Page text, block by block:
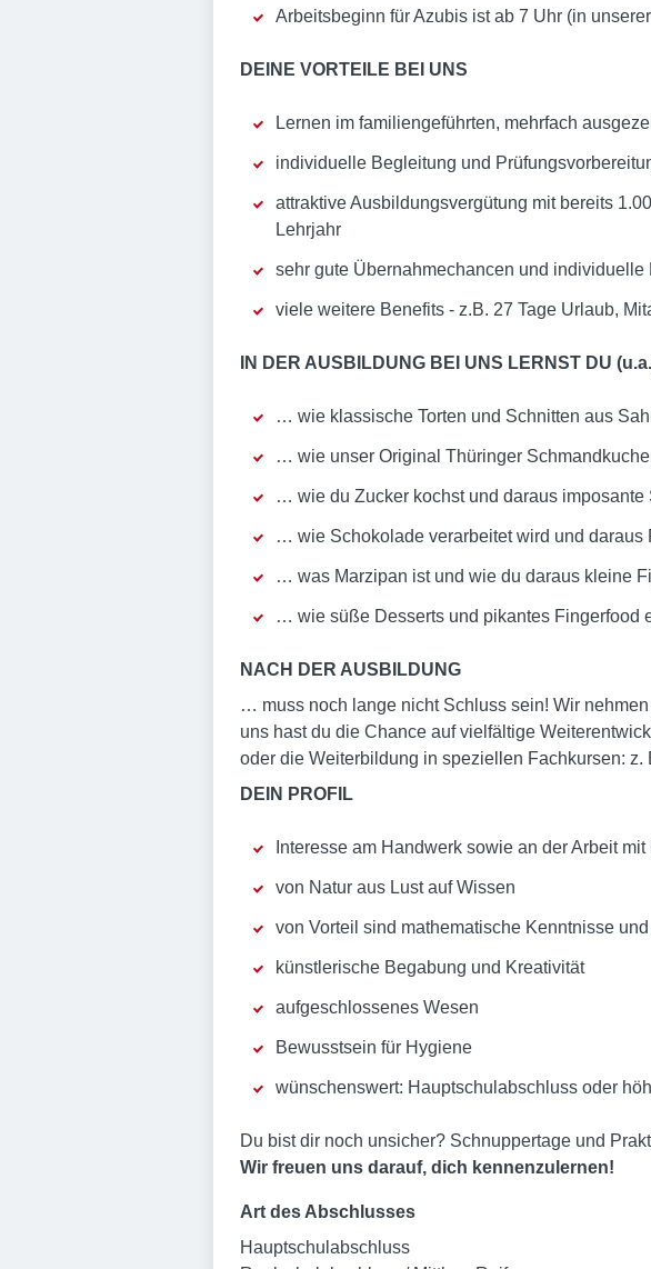
Arbeitsbeginn für Azubis ist ab 7 Uhr (in
DEINE VORTEILE BEI UNS
Lernen im familiengeführten, mehrfach
individuelle Begleitung und
attraktive Ausbildungsvergütung mit bereits
Lehrjahr
sehr gute Übernahmechancen und
viele weitere Benefits - z.B. 27 Tage Urlaub,
IN DER AUSBILDUNG BEI UNS LERNST DU
… wie klassische Torten und Schnitten aus
… wie unser Original Thüringer
… wie du Zucker kochst und daraus imposante
… wie Schokolade verarbeitet wird und daraus
… was Marzipan ist und wie du daraus kleine
… wie süße Desserts und pikantes Fingerfood
NACH DER AUSBILDUNG
… muss noch lange nicht Schluss sein! Wir
uns hast du die Chance auf vielfältige
oder die Weiterbildung in speziellen Fachkursen:
DEIN PROFIL
Interesse am Handwerk sowie an der Arbeit
von Natur aus Lust auf Wissen
von Vorteil sind mathematische Kenntnisse
künstlerische Begabung und Kreativität
aufgeschlossenes Wesen
Bewusstsein für Hygiene
wünschenswert: Hauptschulabschluss oder
Du bist dir noch unsicher? Schnuppertage und
Wir freuen uns darauf, dich kennenzulernen!
Art des Abschlusses
Hauptschulabschluss